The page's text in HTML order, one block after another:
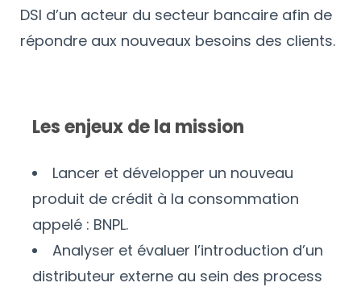
DSI d’un acteur du secteur bancaire afin de
répondre aux nouveaux besoins des clients.
Les enjeux de la mission
Lancer et développer un nouveau
produit de crédit à la consommation
appelé : BNPL.
Analyser et évaluer l’introduction d’un
distributeur externe au sein des process